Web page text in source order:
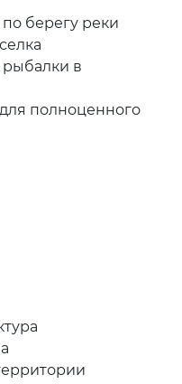
берегу реки
в
полноценного